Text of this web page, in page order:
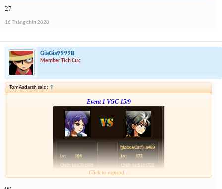
27
16 Tháng chín 2020
GiaGia9999B
Member Tích Cực
TomAadarsh said: ↑
Event 1 VGC 15/9
Click to expand...